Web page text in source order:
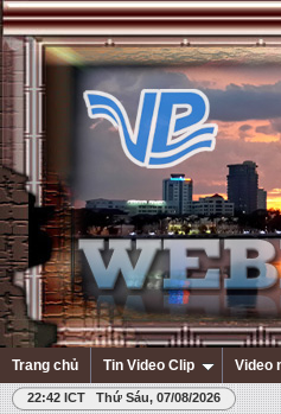
Trang chủ Tin Video Clip Video
22:42 ICT Thứ Sáu, 07/08/2026